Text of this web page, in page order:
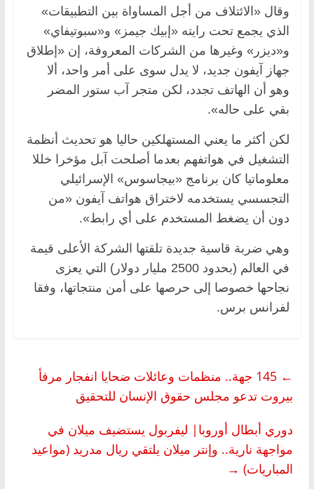
وقال «الائتلاف من أجل المساواة بين التطبيقات»
الذي يجمع تحت رايته «إبيك جيمز» و«سبوتيفاي»
و«ديزر» وغيرها من الشركات المعروفة، إن «إطلاق
جهاز آيفون جديد، لا يدل سوى على أمر واحد، ألا
وهو أن الهاتف تجدد، لكن متجر آب ستور المضر
بقي على حاله».
لكن أكثر ما يعني المستهلكين حاليا هو تحديث أنظمة
التشغيل في هواتفهم بعدما أصلحت آبل مؤخرا خللا
معلوماتيا كان برنامج «بيجاسوس» الإسرائيلي
التجسسي يستخدمه لاختراق هواتف آيفون «من
دون أن يضغط المستخدم على أي رابط».
وهي ضربة قاسية جديدة تلقتها الشركة الأعلى قيمة
في العالم (بحدود 2500 مليار دولار) التي يعزى
نجاحها خصوصا إلى حرصها على أمن منتجاتها، وفقا
لفرانس برس.
←
145 جهة.. منظمات وعائلات ضحايا انفجار مرفأ
بيروت تدعو مجلس حقوق الإنسان للتحقيق
دوري أبطال أوروبا| ليفربول يستضيف ميلان في
مواجهة نارية.. وإنتر ميلان يلتقي ريال مدريد (مواعيد
المباريات) →